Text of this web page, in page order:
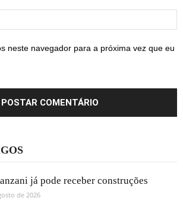
neste navegador para a próxima vez que eu
já pode receber construções
de 2026